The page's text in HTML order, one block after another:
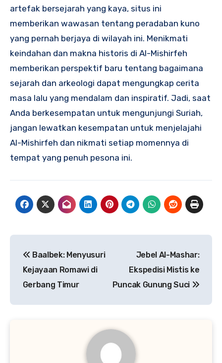
artefak bersejarah yang kaya, situs ini
memberikan wawasan tentang peradaban kuno
yang pernah berjaya di wilayah ini. Menikmati
keindahan dan makna historis di Al-Mishirfeh
memberikan perspektif baru tentang bagaimana
sejarah dan arkeologi dapat mengungkap cerita
masa lalu yang mendalam dan inspiratif. Jadi, saat
Anda berkesempatan untuk mengunjungi Suriah,
jangan lewatkan kesempatan untuk menjelajahi
Al-Mishirfeh dan nikmati setiap momennya di
tempat yang penuh pesona ini.
pos
Baalbek: Menyusuri
Kejayaan Romawi di
Gerbang Timur
Jebel Al-Mashar:
Ekspedisi Mistis ke
Puncak Gunung Suci